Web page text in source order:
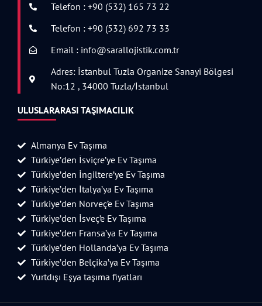
Telefon : +90 (532) 165 73 22
Telefon : +90 (532) 692 73 33
Email : info@sarallojistik.com.tr
Adres: İstanbul Tuzla Organize Sanayi Bölgesi
No:12 , 34000 Tuzla/İstanbul
ULUSLARARASI TAŞIMACILIK
Almanya Ev Taşıma
Türkiye’den İsviçre’ye Ev Taşıma
Türkiye’den İngiltere’ye Ev Taşıma
Türkiye’den İtalya’ya Ev Taşıma
Türkiye’den Norveç’e Ev Taşıma
Türkiye’den İsveç’e Ev Taşıma
Türkiye’den Fransa’ya Ev Taşıma
Türkiye’den Hollanda’ya Ev Taşıma
Türkiye’den Belçika’ya Ev Taşıma
Yurtdışı Eşya taşıma fiyatları